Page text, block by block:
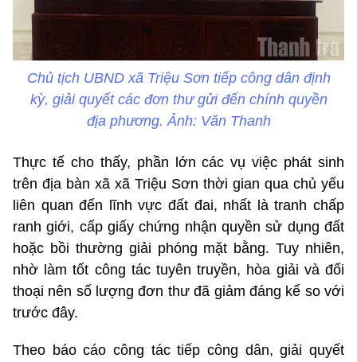
Chủ tịch UBND xã Triệu Sơn tiếp công dân định
kỳ, giải quyết các đơn thư gửi đến chính quyền
địa phương. Ảnh: Văn Thanh
Thực tế cho thấy, phần lớn các vụ việc phát sinh
trên địa bàn xã xã Triệu Sơn thời gian qua chủ yếu
liên quan đến lĩnh vực đất đai, nhất là tranh chấp
ranh giới, cấp giấy chứng nhận quyền sử dụng đất
hoặc bồi thường giải phóng mặt bằng. Tuy nhiên,
nhờ làm tốt công tác tuyên truyền, hòa giải và đối
thoại nên số lượng đơn thư đã giảm đáng kể so với
trước đây.
Theo báo cáo công tác tiếp công dân, giải quyết